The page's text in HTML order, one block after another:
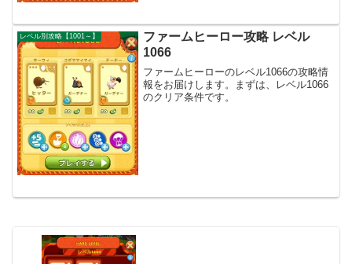
レベル別攻略【1001～】
ファームヒーロー攻略 レベル
1066
ファームヒーローのレベル1066の攻略情
報をお届けします。まずは、レベル1066
のクリア条件です。